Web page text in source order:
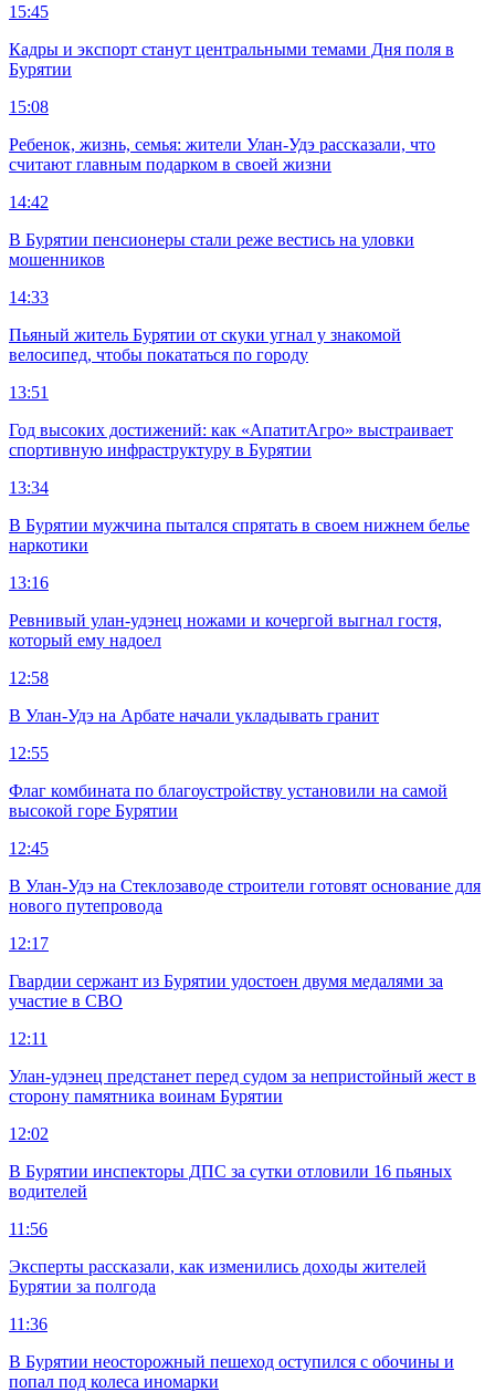
15:45
Кадры и экспорт станут центральными темами Дня поля в
Бурятии
15:08
Ребенок, жизнь, семья: жители Улан-Удэ рассказали, что
считают главным подарком в своей жизни
14:42
В Бурятии пенсионеры стали реже вестись на уловки
мошенников
14:33
Пьяный житель Бурятии от скуки угнал у знакомой
велосипед, чтобы покататься по городу
13:51
Год высоких достижений: как «АпатитАгро» выстраивает
спортивную инфраструктуру в Бурятии
13:34
В Бурятии мужчина пытался спрятать в своем нижнем белье
наркотики
13:16
Ревнивый улан-удэнец ножами и кочергой выгнал гостя,
который ему надоел
12:58
В Улан-Удэ на Арбате начали укладывать гранит
12:55
Флаг комбината по благоустройству установили на самой
высокой горе Бурятии
12:45
В Улан-Удэ на Стеклозаводе строители готовят основание для
нового путепровода
12:17
Гвардии сержант из Бурятии удостоен двумя медалями за
участие в СВО
12:11
Улан-удэнец предстанет перед судом за непристойный жест в
сторону памятника воинам Бурятии
12:02
В Бурятии инспекторы ДПС за сутки отловили 16 пьяных
водителей
11:56
Эксперты рассказали, как изменились доходы жителей
Бурятии за полгода
11:36
В Бурятии неосторожный пешеход оступился с обочины и
попал под колеса иномарки